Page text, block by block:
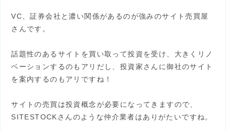
VC、証券会社と濃い関係があるのが強みのサイト売買屋
さんです。
話題性のあるサイトを買い取って投資を受け、大きくリノ
ベーションするのもアリだし、投資家さんに御社のサイト
を案内するのもアリですね！
サイトの売買は投資概念が必要になってきますので、
SITESTOCKさんのような仲介業者はありがたいですね。